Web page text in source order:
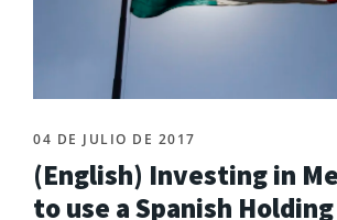
04 DE JULIO DE 2017
(English) Investing in
to use a Spanish